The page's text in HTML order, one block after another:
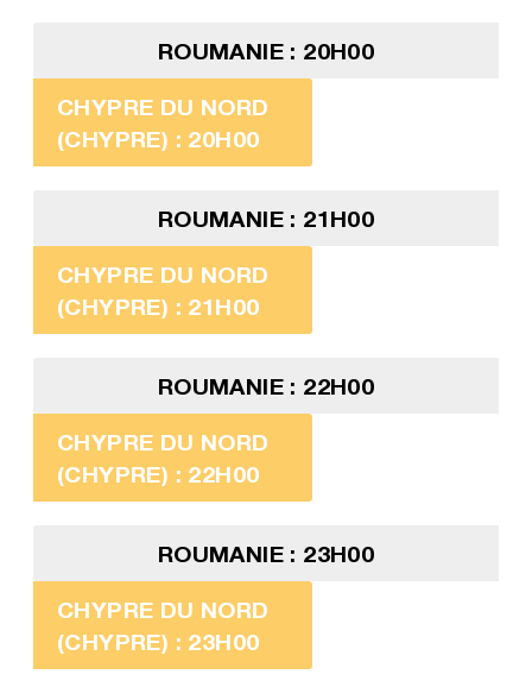
ROUMANIE : 20H00
CHYPRE DU NORD
(CHYPRE) : 20H00
ROUMANIE : 21H00
CHYPRE DU NORD
(CHYPRE) : 21H00
ROUMANIE : 22H00
CHYPRE DU NORD
(CHYPRE) : 22H00
ROUMANIE : 23H00
CHYPRE DU NORD
(CHYPRE) : 23H00